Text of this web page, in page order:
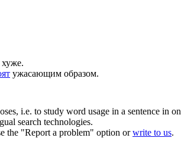
ужасающим образом.
i.e. to study word usage in a sentence in
search technologies.
the "Report a problem" option orwrite to us.